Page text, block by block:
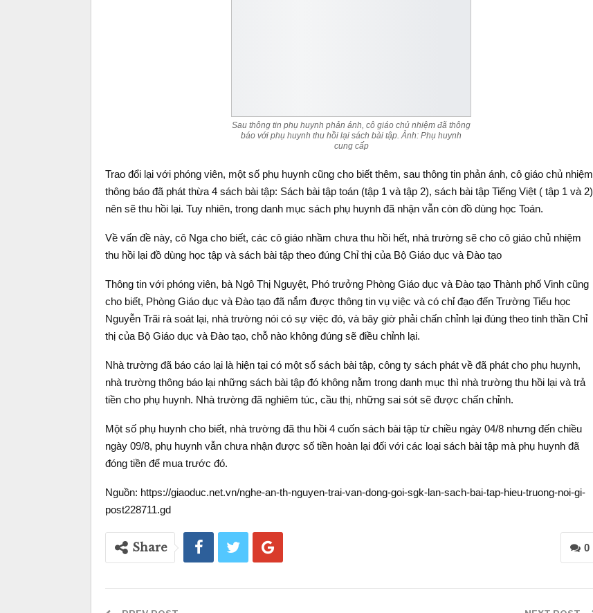
Sau thông tin phụ huynh phản ánh, cô giáo chủ nhiệm đã thông
báo với phụ huynh thu hồi lại sách bài tập. Ảnh: Phụ huynh
cung cấp
Trao đổi lại với phóng viên, một số phụ huynh cũng cho biết thêm, sau thông tin phản ánh, cô giáo chủ nhiệm
thông báo đã phát thừa 4 sách bài tập: Sách bài tập toán (tập 1 và tập 2), sách bài tập Tiếng Việt ( tập 1 và 2)
nên sẽ thu hồi lại. Tuy nhiên, trong danh mục sách phụ huynh đã nhận vẫn còn đồ dùng học Toán.
Về vấn đề này, cô Nga cho biết, các cô giáo nhầm chưa thu hồi hết, nhà trường sẽ cho cô giáo chủ nhiệm
thu hồi lại đồ dùng học tập và sách bài tập theo đúng Chỉ thị của Bộ Giáo dục và Đào tạo
Thông tin với phóng viên, bà Ngô Thị Nguyệt, Phó trưởng Phòng Giáo dục và Đào tạo Thành phố Vinh cũng
cho biết, Phòng Giáo dục và Đào tạo đã nắm được thông tin vụ việc và có chỉ đạo đến Trường Tiểu học
Nguyễn Trãi rà soát lại, nhà trường nói có sự việc đó, và bây giờ phải chấn chỉnh lại đúng theo tinh thần Chỉ
thị của Bộ Giáo dục và Đào tạo, chỗ nào không đúng sẽ điều chỉnh lại.
Nhà trường đã báo cáo lại là hiện tại có một số sách bài tập, công ty sách phát về đã phát cho phụ huynh,
nhà trường thông báo lại những sách bài tập đó không nằm trong danh mục thì nhà trường thu hồi lại và trả
tiền cho phụ huynh. Nhà trường đã nghiêm túc, cầu thị, những sai sót sẽ được chấn chỉnh.
Một số phụ huynh cho biết, nhà trường đã thu hồi 4 cuốn sách bài tập từ chiều ngày 04/8 nhưng đến chiều
ngày 09/8, phụ huynh vẫn chưa nhận được số tiền hoàn lại đối với các loại sách bài tập mà phụ huynh đã
đóng tiền để mua trước đó.
Nguồn: https://giaoduc.net.vn/nghe-an-th-nguyen-trai-van-dong-goi-sgk-lan-sach-bai-tap-hieu-truong-noi-gi-
post228711.gd
0
Share